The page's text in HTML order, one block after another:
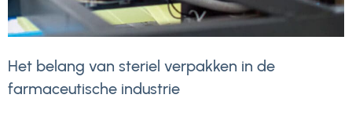
Het belang van steriel verpakken in de
farmaceutische industrie